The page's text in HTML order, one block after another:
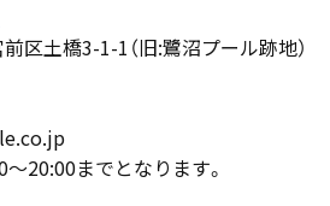
土橋3-1-1（旧:鷺沼プール跡地）
20:00までとなります。